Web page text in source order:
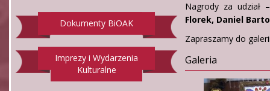
Dokumenty BiOAK
Imprezy i Wydarzenia
Kulturalne
Nagrody za udział
Florek, Daniel
Zapraszamy do
Galeria